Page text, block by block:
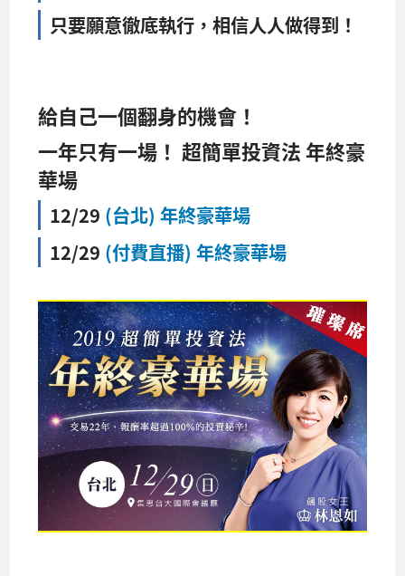
只要願意徹底執行，相信人人做得到！
給自己一個翻身的機會！
一年只有一場！ 超簡單投資法 年終豪
華場
12/29 (台北) 年終豪華場
12/29 (付費直播) 年終豪華場